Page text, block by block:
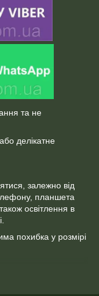
та не
делікатне
залежно від
планшета
освітлення в
похибка у розмірі